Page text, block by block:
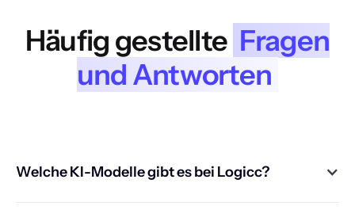
Häufig gestellte Fragen
und Antworten
Welche KI-Modelle gibt es bei Logicc?